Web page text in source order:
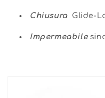
Chiusura Glide-
Impermeabile